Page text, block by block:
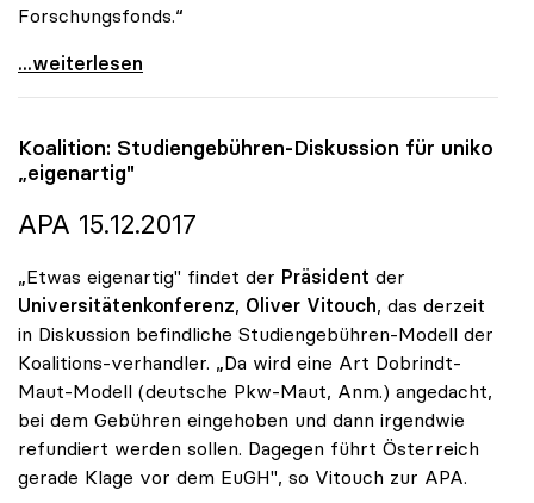
Forschungsfonds.“
Vitouch zu Minister Fassmann: „Exzellenter Kenner
...weiterlesen
Koalition: Studiengebühren-Diskussion für uniko
„eigenartig"
APA 15.12.2017
„Etwas eigenartig" findet der Präsident der
Universitätenkonferenz, Oliver Vitouch, das derzeit
in Diskussion befindliche Studiengebühren-Modell der
Koalitions-verhandler. „Da wird eine Art Dobrindt-
Maut-Modell (deutsche Pkw-Maut, Anm.) angedacht,
bei dem Gebühren eingehoben und dann irgendwie
refundiert werden sollen. Dagegen führt Österreich
gerade Klage vor dem EuGH", so Vitouch zur APA.